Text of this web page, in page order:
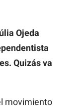
Ojeda
Quizás va
movimiento